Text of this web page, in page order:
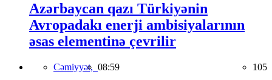
Azərbaycan qazı Türkiyənin
Avropadakı enerji ambisiyalarının
əsas elementinə çevrilir
Cəmiyyət, 08:59 105